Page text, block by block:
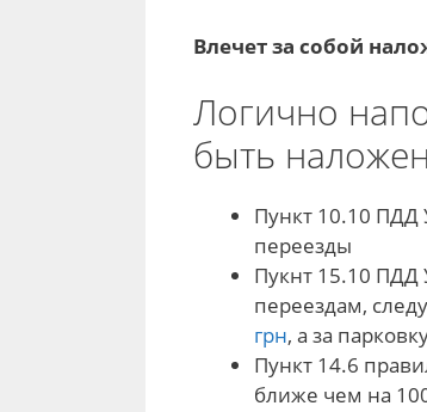
Влечет за собой
Логично
быть
Пункт 10.10 ПДД
переезды
Пукнт 15.10 ПДД
переездам,
грн, а за
Пункт 14.6
ближе чем на